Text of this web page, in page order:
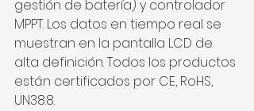
gestión de batería) y controlador
MPPT. Los datos en tiempo real se
muestran en la pantalla LCD de
alta definición. Todos los productos
están certificados por CE, RoHS,
UN38.8.